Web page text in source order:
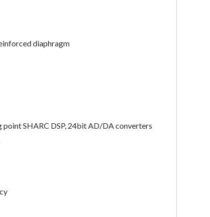
diaphragm
SHARC DSP, 24bit AD/DA converters